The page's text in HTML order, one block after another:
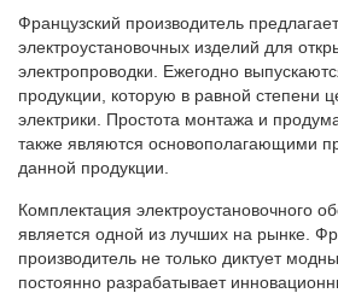
Французский производитель
электроустановочных изделий для
электропроводки. Ежегодно
продукции, которую в равной степени
электрики. Простота монтажа и
также являются основополагающими
данной продукции.
Комплектация электроустановочного
является одной из лучших на рынке.
производитель не только диктует
постоянно разрабатывает